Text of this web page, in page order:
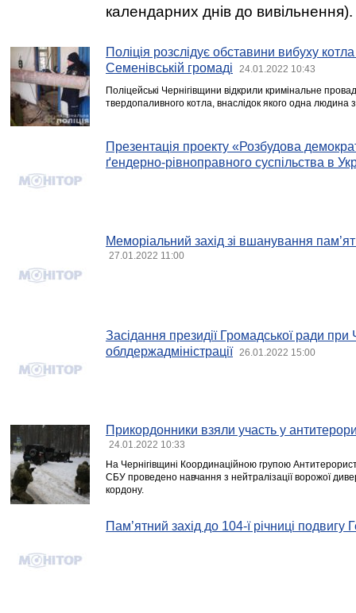
календарних днів до вивільнення).
Поліція розслідує обставини вибуху
Семенівській громаді
24.01.2022 10:43
Поліцейські Чернігівщини відкрили кримінальне
твердопаливного котла, внаслідок якого одна людина
Презентація проекту «Розбудова
ґендерно-рівноправного суспільства в
Меморіальний захід зі вшанування
27.01.2022 11:00
Засідання президії Громадської ради при
облдержадміністрації
26.01.2022 15:00
Прикордонники взяли участь у
24.01.2022 10:33
На Чернігівщині Координаційною групою
СБУ проведено навчання з нейтралізації ворожої
кордону.
Пам’ятний захід до 104-ї річниці подвигу